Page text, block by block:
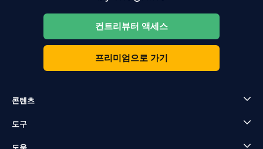
컨트리뷰터 액세스
프리미엄으로 가기
콘텐츠
도구